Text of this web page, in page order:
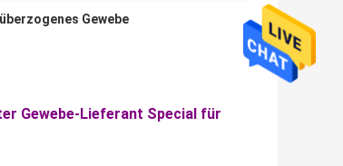
Gewebe
Gewebe-Lieferant Special für